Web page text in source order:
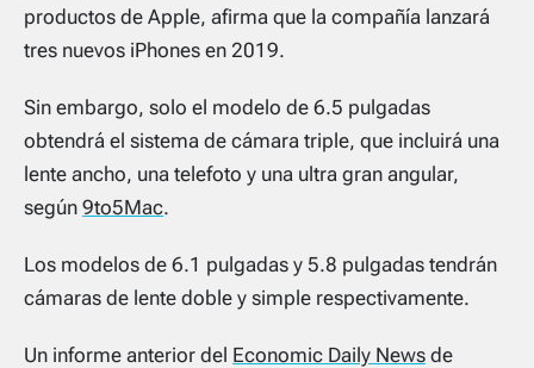
productos de Apple, afirma que la compañía lanzará
tres nuevos iPhones en 2019.
Sin embargo, solo el modelo de 6.5 pulgadas
obtendrá el sistema de cámara triple, que incluirá una
lente ancho, una telefoto y una ultra gran angular,
según 9to5Mac.
Los modelos de 6.1 pulgadas y 5.8 pulgadas tendrán
cámaras de lente doble y simple respectivamente.
Un informe anterior del Economic Daily News de